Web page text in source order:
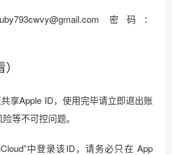
密码：
享Apple ID，使用完毕请立即退出账
等不可控问题。
中登录该ID，请务必只在 App